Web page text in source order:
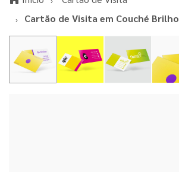
Cartão de Visita em Couché Brilho